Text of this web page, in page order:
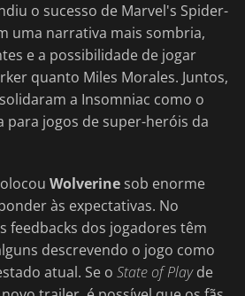
o sucesso de Marvel's Spider-
uma narrativa mais sombria,
e a possibilidade de jogar
quanto Miles Morales. Juntos,
a Insomniac como o
para jogos de super-heróis da
Wolverine sob enorme
às expectativas. No
feedbacks dos jogadores têm
descrevendo o jogo como
atual. Se o State of Playde